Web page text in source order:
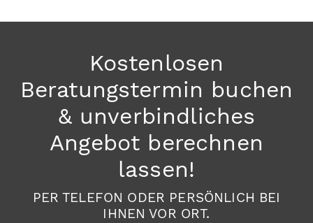
Kostenlosen
Beratungstermin buchen
& unverbindliches
Angebot berechnen
lassen!
PER TELEFON ODER PERSÖNLICH BEI
IHNEN VOR ORT.